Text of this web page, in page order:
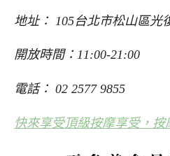
地址： 105台北市松山區光
開放時間：11:00-21:00
電話： 02 2577 9855
快來享受頂級按摩享受，按